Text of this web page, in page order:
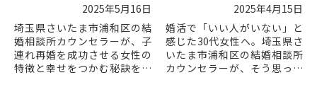
2025年5月16日
埼玉県さいたま市浦和区の結
婚相談所カウンセラーが、子
連れ再婚を成功させる女性の
特徴と幸せをつかむ秘訣を解
2025年4月15日
婚活で「いい人がいない」と
感じた30代女性へ。埼玉県さ
いたま市浦和区の結婚相談所
カウンセラーが、そう思って